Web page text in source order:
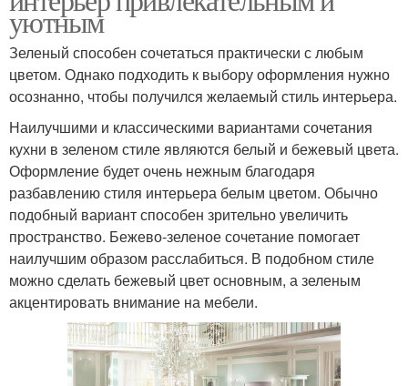
уютным
Зеленый способен сочетаться практически с любым
цветом. Однако подходить к выбору оформления нужно
осознанно, чтобы получился желаемый стиль интерьера.
Наилучшими и классическими вариантами сочетания
кухни в зеленом стиле являются белый и бежевый цвета.
Оформление будет очень нежным благодаря
разбавлению стиля интерьера белым цветом. Обычно
подобный вариант способен зрительно увеличить
пространство. Бежево-зеленое сочетание помогает
наилучшим образом расслабиться. В подобном стиле
можно сделать бежевый цвет основным, а зеленым
акцентировать внимание на мебели.